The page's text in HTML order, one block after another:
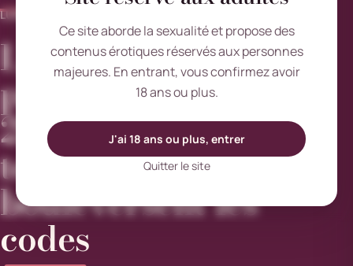
Ce site aborde la sexualité et propose des
contenus érotiques réservés aux personnes
majeures. En entrant, vous confirmez avoir
18 ans ou plus.
J'ai 18 ans ou plus, entrer
Quitter le site
LUNDI 20 JANVIER 2025
Lingerie
printemps-été
2025 : les nouvelles
tendances qui
bouleversent les
codes